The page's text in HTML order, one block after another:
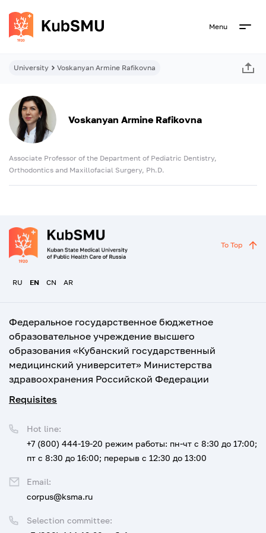
Menu
University Voskanyan Armine Rafikovna
Voskanyan Armine Rafikovna
Associate Professor of the Department of Pediatric Dentistry,
Orthodontics and Maxillofacial Surgery, Ph.D.
RU EN CN AR
To Top
Федеральное государственное бюджетное
образовательное учреждение высшего
образования «Кубанский государственный
медицинский университет» Министерства
здравоохранения Российской Федерации
Requisites
Selection committee:
Hot line:
+7 (800) 444-19-20 режим работы: пн-чт с 8:30 до 17:00;
пт с 8:30 до 16:00; перерыв с 12:30 до 13:00
Email:
corpus@ksma.ru